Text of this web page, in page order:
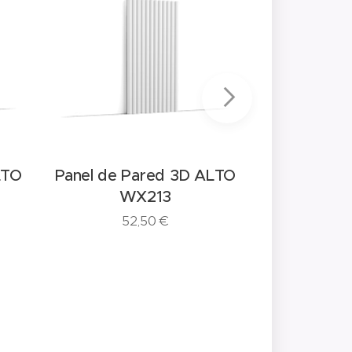
Panel de Pared 3D ALTO
WX213
52,50€